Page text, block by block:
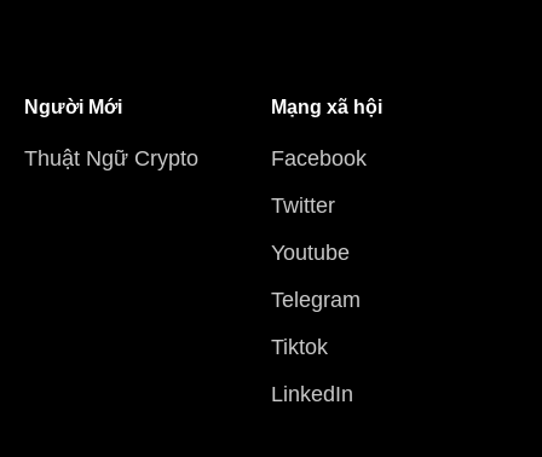
Người Mới
Thuật Ngữ Crypto
Mạng xã hội
Facebook
Twitter
Youtube
Telegram
Tiktok
LinkedIn